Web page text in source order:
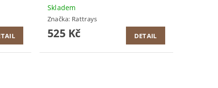
Skladem
Značka: Rattrays
525 Kč DETAIL